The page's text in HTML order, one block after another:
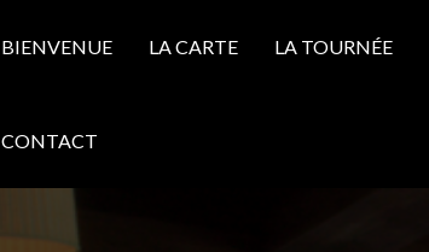
BIENVENUE LA CARTE LA TOURNÉE
CONTACT